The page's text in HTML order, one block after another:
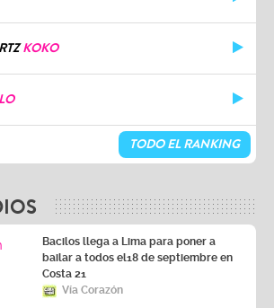
KOKO
TODO EL RANKING
Bacilos llega a Lima para poner a
bailar a todos el18 de septiembre en
Costa 21
Vía Corazón